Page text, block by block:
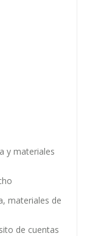
y materiales
materiales de
de cuentas